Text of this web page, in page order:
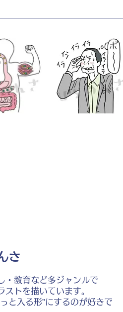
さ
・教育など多ジャンルで
ストを描いています。
と入る形”にするのが好きで